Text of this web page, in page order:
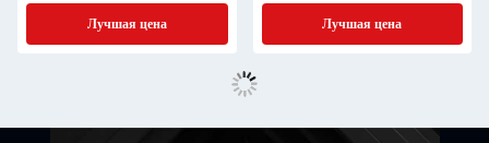
охлаждения вентилятора
Лучшая цена
Столовая крыша Дисплейный
Лучшая цена